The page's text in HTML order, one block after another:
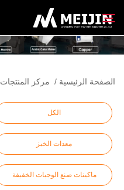
الشركة
مركز المنتجات
الخدمات
الصفحة الرئيسية / مركز المنتجات
الكل
معدات الخبز
ماكينات صنع الوجبات الخفيفة